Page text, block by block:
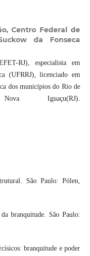
Centro Federal de
da Fonseca
RJ), especialista em
(UFRRJ), licenciado em
dos municípios do Rio de
Iguaçu(RJ).
São Paulo: Pólen,
branquitude. São Paulo:
branquitude e poder